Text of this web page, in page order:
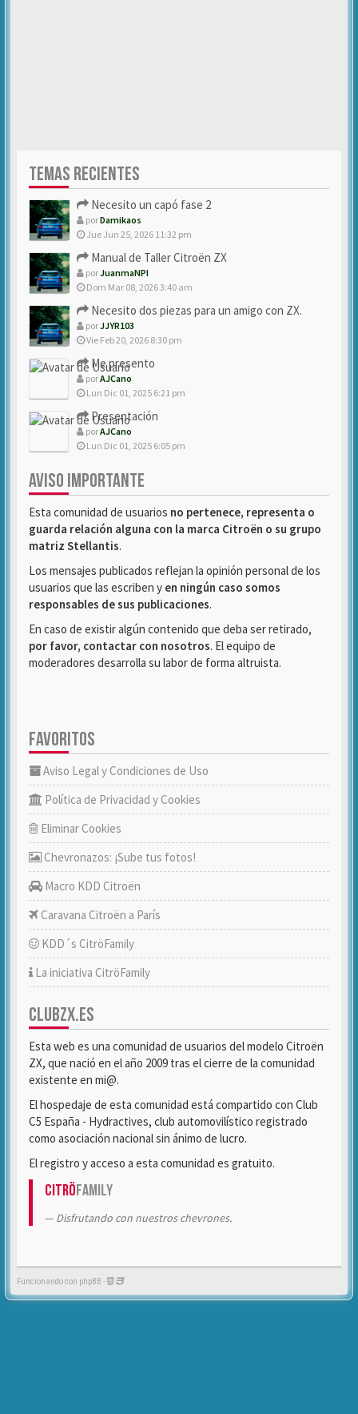
TEMAS RECIENTES
Necesito un capó fase 2
porDamikaos
Jue Jun 25, 2026 11:32 pm
Manual de Taller Citroën ZX
porJuanmaNPI
Dom Mar 08, 2026 3:40 am
Necesito dos piezas para un amigo con ZX.
porJJYR103
Vie Feb 20, 2026 8:30 pm
Me presento
porAJCano
Lun Dic 01, 2025 6:21 pm
Presentación
porAJCano
Lun Dic 01, 2025 6:05 pm
AVISO IMPORTANTE
Esta comunidad de usuarios no pertenece, representa o
guarda relación alguna con la marca Citroën o su grupo
matriz Stellantis.
Los mensajes publicados reflejan la opinión personal de los
usuarios que las escriben y en ningún caso somos
responsables de sus publicaciones.
En caso de existir algún contenido que deba ser retirado,
por favor, contactar con nosotros. El equipo de
moderadores desarrolla su labor de forma altruista.
FAVORITOS
Aviso Legal y Condiciones de Uso
Política de Privacidad y Cookies
Eliminar Cookies
Chevronazos: ¡Sube tus fotos!
Macro KDD Citroën
Caravana Citroën a París
KDD´s CitröFamily
La iniciativa CitröFamily
CLUBZX.ES
Esta web es una comunidad de usuarios del modelo Citroën
ZX, que nació en el año 2009 tras el cierre de la comunidad
existente en mi@.
El hospedaje de esta comunidad está compartido con Club
C5 España - Hydractives, club automovilístico registrado
como asociación nacional sin ánimo de lucro.
El registro y acceso a esta comunidad es gratuito.
CitröFamily
Disfrutando con nuestros chevrones.
Funcionando con phpBB -